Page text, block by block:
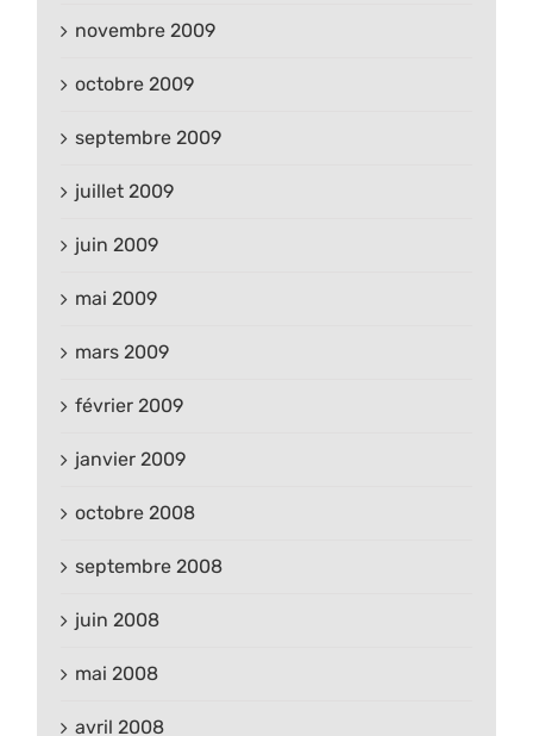
novembre 2009
octobre 2009
septembre 2009
juillet 2009
juin 2009
mai 2009
mars 2009
février 2009
janvier 2009
octobre 2008
septembre 2008
juin 2008
mai 2008
avril 2008